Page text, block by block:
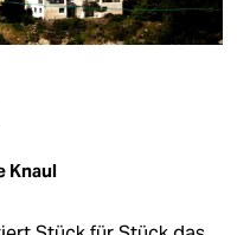
Knaul